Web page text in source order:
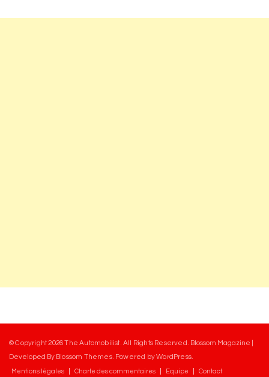
© Copyright 2026The Automobilist. All Rights Reserved. Blossom Magazine |
Developed By Blossom Themes. Powered byWordPress
Mentions légales Charte des commentaires Equipe Contact